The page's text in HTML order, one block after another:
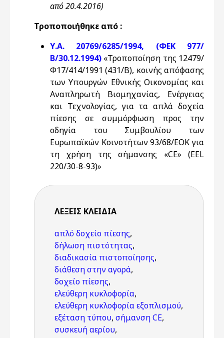
από 20.4.2016)
Τροποποιήθηκε από :
Υ.Α. 20769/6285/1994, (ΦΕΚ 977/
Β/30.12.1994) «Τροποποίηση της 12479/
Φ17/414/1991 (431/Β), κοινής απόφασης
των Υπουργών Εθνικής Οικονομίας και
Αναπληρωτή Βιομηχανίας, Ενέργειας
και Τεχνολογίας, για τα απλά δοχεία
πίεσης σε συμμόρφωση προς την
οδηγία του Συμβουλίου των
Ευρωπαϊκών Κοινοτήτων 93/68/ΕΟΚ για
τη χρήση της σήμανσης «CE» (EEL
220/30-8-93)»
ΛΈΞΕΙΣ KΛΕΙΔΙΆ
απλό δοχείο πίεσης,
δήλωση πιστότητας,
διαδικασία πιστοποίησης,
διάθεση στην αγορά,
δοχείο πίεσης,
ελεύθερη κυκλοφορία,
ελεύθερη κυκλοφορία εξοπλισμού,
εξέταση τύπου, σήμανση CE,
συσκευή αερίου,